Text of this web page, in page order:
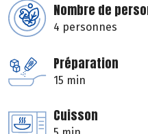
Nombre de
4 personnes
Préparation
15 min
Cuisson